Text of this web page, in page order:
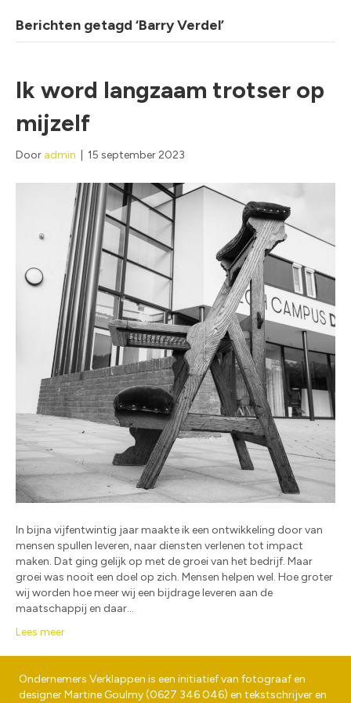
Berichten getagd ‘Barry Verdel’
Ik word langzaam trotser op
mijzelf
Door admin 15 september 2023
In bijna vijfentwintig jaar maakte ik een ontwikkeling door van
mensen spullen leveren, naar diensten verlenen tot impact
maken. Dat ging gelijk op met de groei van het bedrijf. Maar
groei was nooit een doel op zich. Mensen helpen wel. Hoe groter
wij worden hoe meer wij een bijdrage leveren aan de
maatschappij en daar…
Lees meer
Ondernemers Verklappen is een initiatief van fotograaf en
designerMartine Goulmy(0627 346 046) en tekstschrijver en